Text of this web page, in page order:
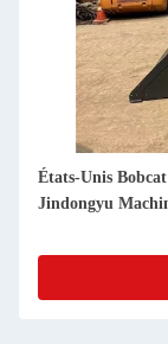
États-Unis
Jindongyu